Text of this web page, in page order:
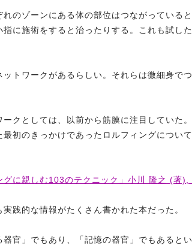
のゾーンにある体の部位はつながっている
に施術をすると治ったりする。これも試し
トワークがあるらしい。それらは微細身で
クとしては、以前から筋膜に注目していた
初のきっかけであったロルフィングについ
グに親しむ103のテクニック」小川 隆之 (著
践的な情報がたくさん書かれた本だった。
官」でもあり、「記憶の器官」でもあると